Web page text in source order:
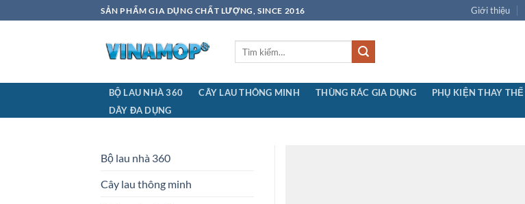
qua
SẢN PHẨM GIA DỤNG CHẤT LƯỢNG, SINCE 2016 Giới thiệu
BỘ LAU NHÀ 360 CÂY LAU THÔNG MINH THÙNG RÁC GIA DỤNG PHỤ KIỆN THAY THẾ
DÂY ĐA DỤNG
Bộ lau nhà 360
Cây lau thông minh